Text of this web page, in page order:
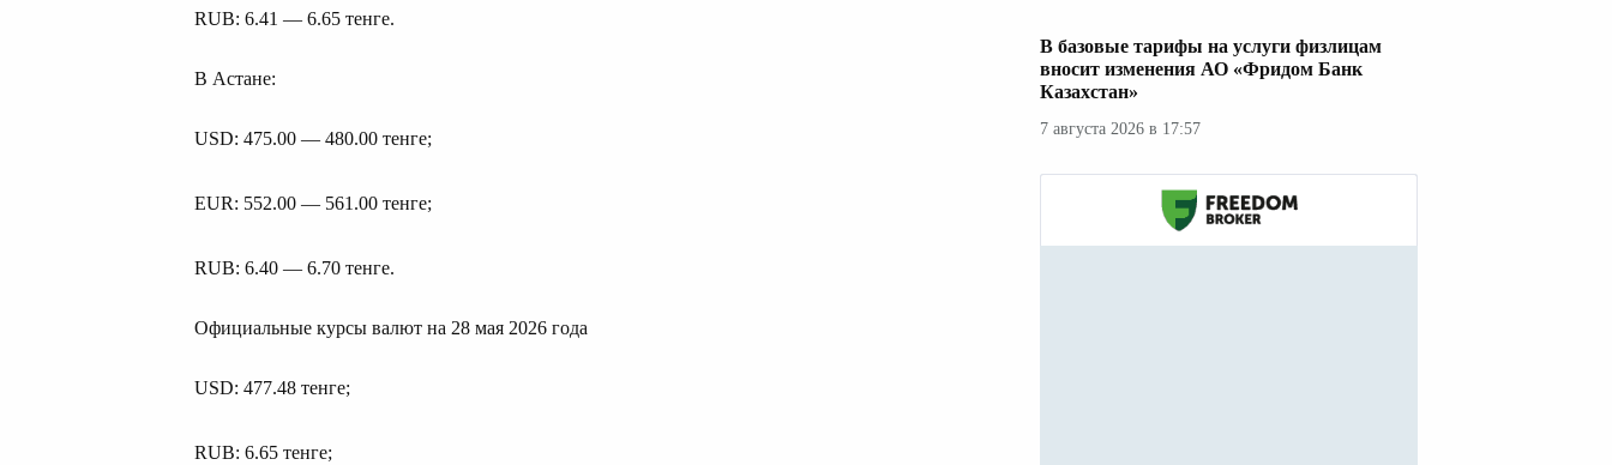
RUB: 6.41 — 6.65 тенге.
В Астане:
USD: 475.00 — 480.00 тенге;
EUR: 552.00 — 561.00 тенге;
RUB: 6.40 — 6.70 тенге.
Официальные курсы валют на 28 мая 2026 года
USD: 477.48 тенге;
RUB: 6.65 тенге;
В базовые тарифы на услуги физлицам
вносит изменения АО «Фридом Банк
Казахстан»
7 августа 2026 в 17:57